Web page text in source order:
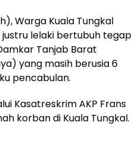
Warga Kuala Tungkal
lelaki bertubuh tegap
Tanjab Barat
yang masih berusia 6
pencabulan.
Kasatreskrim AKP Frans
korban di Kuala Tungkal.